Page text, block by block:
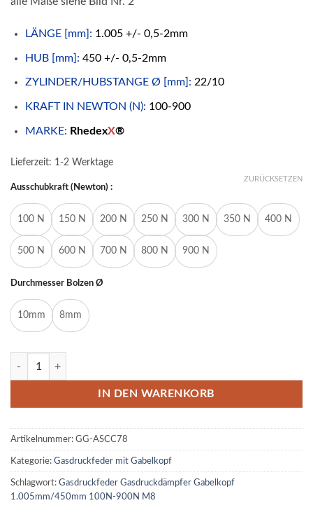
LÄNGE [mm]: 1.005 +/- 0,5-2mm
HUB [mm]: 450 +/- 0,5-2mm
ZYLINDER/HUBSTANGE Ø [mm]: 22/10
KRAFT IN NEWTON (N): 100-900
MARKE: RhedexX®
Lieferzeit: 1-2 Werktage
Ausschubkraft (Newton) :
100 N 150 N 200 N 250 N 300 N 350 N 400 N
500 N 600 N 700 N 800 N 900 N
Durchmesser Bolzen Ø
10mm 8mm
ZURÜCKSETZEN
Gasdruckfeder Gasdruckdämpfer Gabelkopf 1.005mm/450mm
IN DEN WARENKORB
Artikelnummer: GG-ASCC78
Kategorie: Gasdruckfeder mit Gabelkopf
Schlagwort: Gasdruckfeder Gasdruckdämpfer Gabelkopf
1.005mm/450mm 100N-900N M8